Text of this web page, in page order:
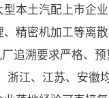
本土汽配上市企
精密机加工等离
追溯要求严格、
浙江、江苏、安